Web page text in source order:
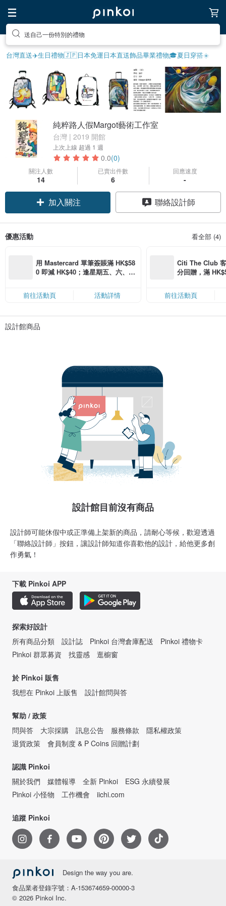
送自己一份特別的禮物
台灣直送✈️生日禮物🇯🇵日本免運日本直送飾品畢業禮物🎓夏日穿搭☀️
純粹路人假Margot藝術工作室
台灣 | 2019 開館
上次上線 超過 1 週
0.0(0)
關注人數
14
已賣出件數
6
回應速度
-
加入關注 聯絡設計師
優惠活動 看全部 (4)
用 Mastercard 單筆簽賬滿 HK$58
0 即減 HK$40；逢星期五、六、日
限，額滿即止，僅限「常用信用
卡」結帳）
前往活動頁 活動詳情
Citi The Club
分回贈，滿
前往活動頁
設計館商品
設計館目前沒有商品
設計師可能休假中或正準備上架新的商品，請耐心等候，歡迎透過
「聯絡設計師」按鈕，讓設計師知道你喜歡他的設計，給他更多創
作勇氣！
下載 Pinkoi APP
探索好設計
所有商品分類
設計誌 Pinkoi 台灣倉庫配送
Pinkoi 禮物卡
Pinkoi 群眾募資
找靈感 逛櫥窗
於 Pinkoi 販售
我想在 Pinkoi 上販售
設計館問與答
幫助 / 政策
問與答
大宗採購 訊息公告 服務條款
隱私權政策
退貨政策
會員制度 & P Coins 回贈計劃
認識 Pinkoi
關於我們
媒體報導 全新 Pinkoi
ESG 永續發展
Pinkoi 小怪物
工作機會 iichi.com
追蹤 Pinkoi
Design the way you are.
食品業者登錄字號：A-153674659-00000-3
© 2026 Pinkoi Inc.